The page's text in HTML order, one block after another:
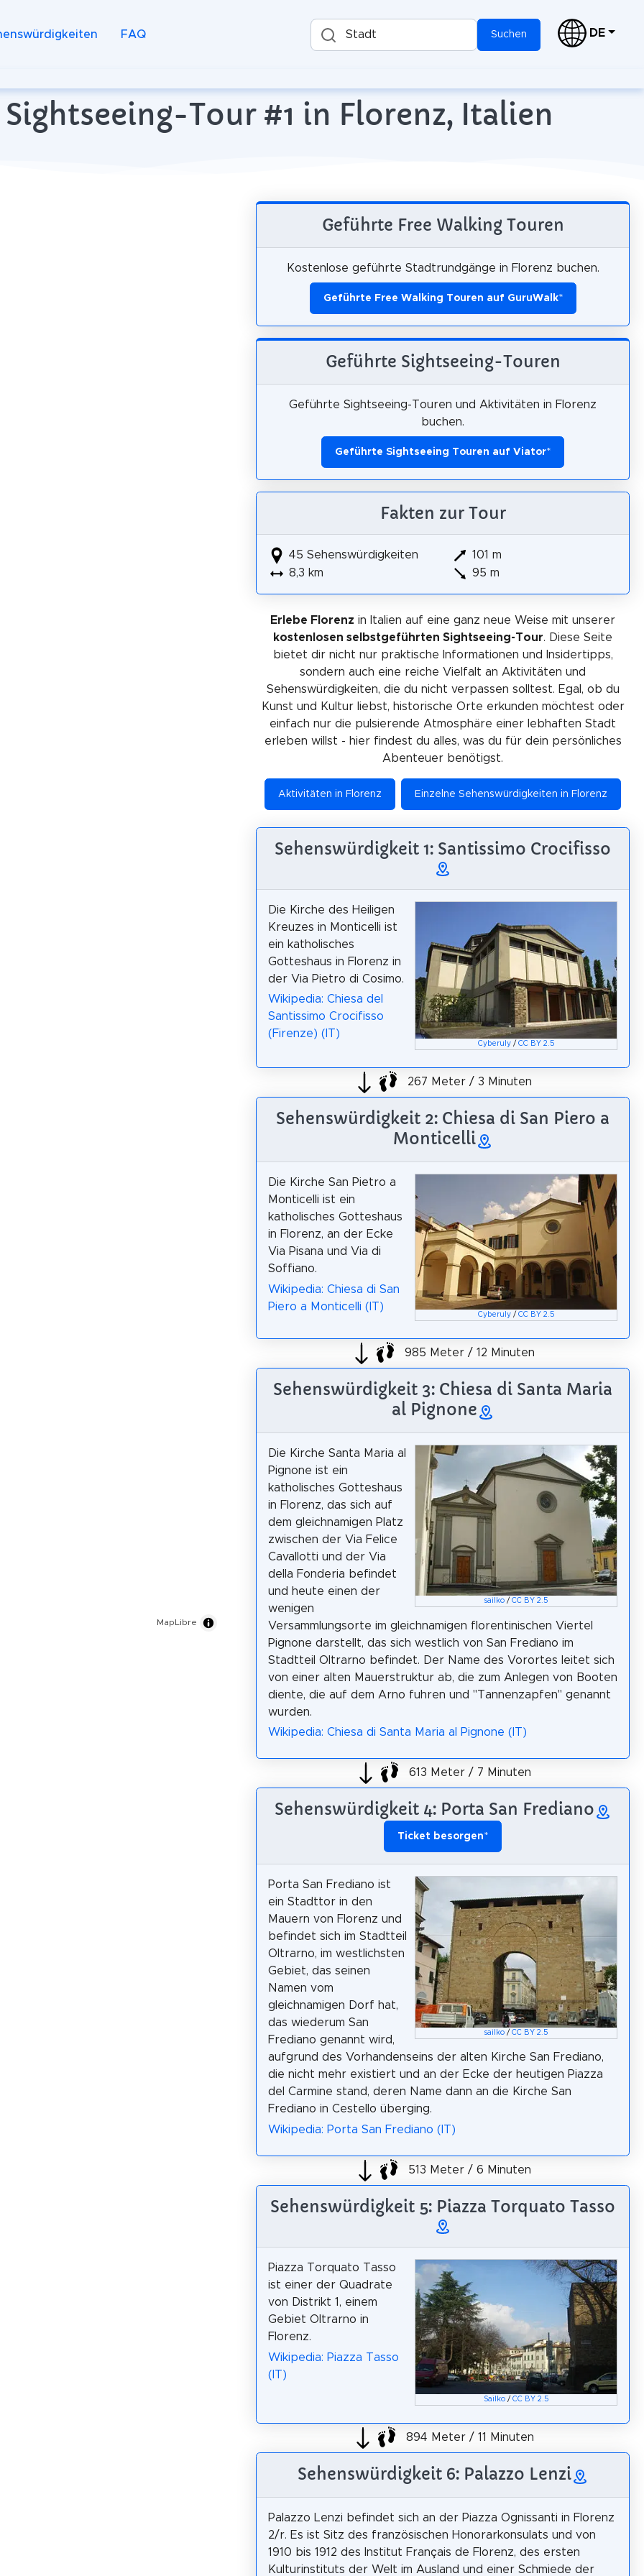
FAQ Stadt Suchen DE
Tour #1 in Florenz, Italien
MapLibre
Geführte Free Walking Touren
Kostenlose geführte Stadtrundgänge in Florenz buchen.
Geführte Free Walking Touren auf GuruWalk*
Geführte Sightseeing-Touren
Geführte Sightseeing-Touren und Aktivitäten in Florenz
buchen.
Geführte Sightseeing Touren auf Viator*
Fakten zur Tour
45 Sehenswürdigkeiten
8,3 km
101 m
95 m
Erlebe Florenz in Italien auf eine ganz neue Weise mit unserer
kostenlosen selbstgeführten Sightseeing-Tour. Diese Seite
bietet dir nicht nur praktische Informationen und Insidertipps,
sondern auch eine reiche Vielfalt an Aktivitäten und
Sehenswürdigkeiten, die du nicht verpassen solltest. Egal, ob du
Kunst und Kultur liebst, historische Orte erkunden möchtest oder
einfach nur die pulsierende Atmosphäre einer lebhaften Stadt
erleben willst - hier findest du alles, was du für dein persönliches
Abenteuer benötigst.
Aktivitäten in Florenz Einzelne Sehenswürdigkeiten in Florenz
Sehenswürdigkeit 1: Santissimo Crocifisso
Cyberuly/ CC BY 2.5
Die Kirche des Heiligen
Kreuzes in Monticelli ist
ein katholisches
Gotteshaus in Florenz in
der Via Pietro di Cosimo.
Wikipedia: Chiesa del
Santissimo Crocifisso
(Firenze) (IT)
267 Meter / 3 Minuten
Sehenswürdigkeit 2: Chiesa di San Piero a
Monticelli
Cyberuly/ CC BY 2.5
Die Kirche San Pietro a
Monticelli ist ein
katholisches Gotteshaus
in Florenz, an der Ecke
Via Pisana und Via di
Soffiano.
Wikipedia: Chiesa di San
Piero a Monticelli (IT)
985 Meter / 12 Minuten
Sehenswürdigkeit 3: Chiesa di Santa Maria
al Pignone
sailko /CC BY 2.5
Die Kirche Santa Maria al
Pignone ist ein
katholisches Gotteshaus
in Florenz, das sich auf
dem gleichnamigen Platz
zwischen der Via Felice
Cavallotti und der Via
della Fonderia befindet
und heute einen der
wenigen
Versammlungsorte im gleichnamigen florentinischen Viertel
Pignone darstellt, das sich westlich von San Frediano im
Stadtteil Oltrarno befindet. Der Name des Vorortes leitet sich
von einer alten Mauerstruktur ab, die zum Anlegen von Booten
diente, die auf dem Arno fuhren und "Tannenzapfen" genannt
wurden.
Wikipedia: Chiesa di Santa Maria al Pignone (IT)
613 Meter / 7 Minuten
Sehenswürdigkeit 4: Porta San Frediano
Ticket besorgen*
sailko /CC BY 2.5
Porta San Frediano ist
ein Stadttor in den
Mauern von Florenz und
befindet sich im Stadtteil
Oltrarno, im westlichsten
Gebiet, das seinen
Namen vom
gleichnamigen Dorf hat,
das wiederum San
Frediano genannt wird,
aufgrund des Vorhandenseins der alten Kirche San Frediano,
die nicht mehr existiert und an der Ecke der heutigen Piazza
del Carmine stand, deren Name dann an die Kirche San
Frediano in Cestello überging.
Wikipedia: Porta San Frediano (IT)
513 Meter / 6 Minuten
Sehenswürdigkeit 5: Piazza Torquato Tasso
Sailko/ CC BY 2.5
Piazza Torquato Tasso
ist einer der Quadrate
von Distrikt 1, einem
Gebiet Oltrarno in
Florenz.
Wikipedia: Piazza Tasso
(IT)
894 Meter / 11 Minuten
Sehenswürdigkeit 6: Palazzo Lenzi
Palazzo Lenzi befindet sich an der Piazza Ognissanti in Florenz
2/r. Es ist Sitz des französischen Honorarkonsulats und von
1910 bis 1912 des Institut Français de Florenz, des ersten
Kulturinstituts der Welt im Ausland und einer Schmiede der